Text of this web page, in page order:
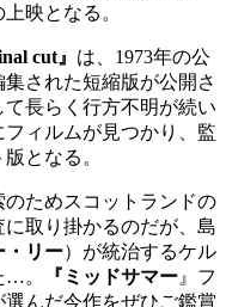
映となる。
cut』 は、1973年の公
された短縮版が公開さ
長らく行方不明が続い
ィルムが見つかり、監
となる。
ためスコットランドの
取り掛かるのだが、島
・リー）が統治するケル
…。
『ミッドサマー 』フ
んだ今作をぜひご鑑賞